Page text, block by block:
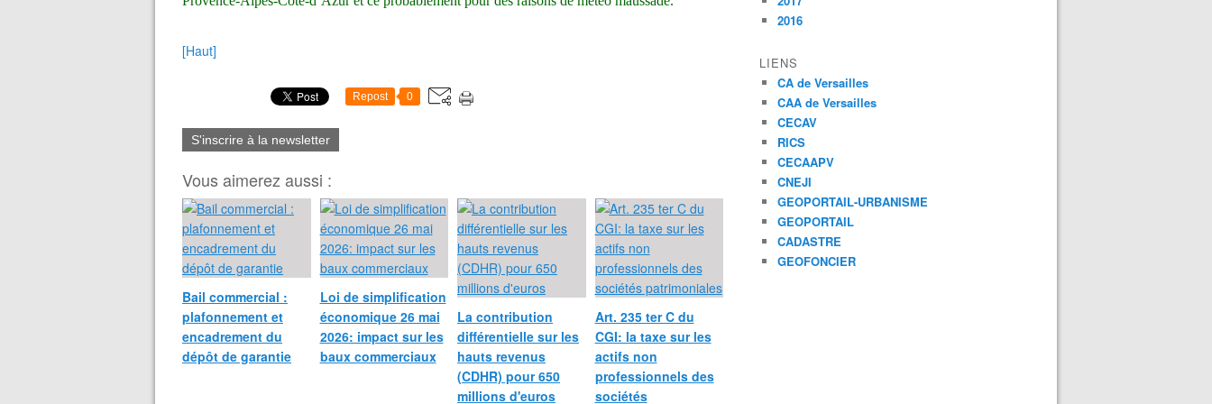
[Haut]
Repost 0
S'inscrire à la newsletter
Vous aimerez aussi :
Bail commercial :
plafonnement et
encadrement du
dépôt de garantie
Loi de simplification
économique 26 mai
2026: impact sur les
baux commerciaux
La contribution
différentielle sur les
hauts revenus
(CDHR) pour 650
millions d'euros
Art. 235 ter C du
CGI: la taxe sur les
actifs non
professionnels des
sociétés
2016
LIENS
CA de Versailles
CAA de Versailles
CECAV
RICS
CECAAPV
CNEJI
GEOPORTAIL-URBANISME
GEOPORTAIL
CADASTRE
GEOFONCIER